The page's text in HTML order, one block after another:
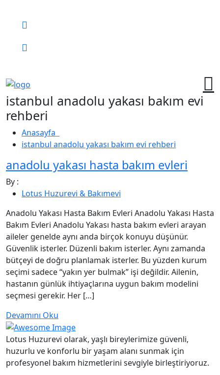
istanbul anadolu yakası bakım evi
rehberi
Anasayfa
istanbul anadolu yakası bakım evi rehberi
anadolu yakası hasta bakım evleri
By :
Lotus Huzurevi & Bakımevi
Anadolu Yakası Hasta Bakım Evleri Anadolu Yakası Hasta
Bakım Evleri Anadolu Yakası hasta bakım evleri arayan
aileler genelde aynı anda birçok konuyu düşünür.
Güvenlik isterler. Düzenli bakım isterler. Aynı zamanda
bütçeyi de doğru planlamak isterler. Bu yüzden kurum
seçimi sadece “yakın yer bulmak” işi değildir. Ailenin,
hastanın günlük ihtiyaçlarına uygun bakım modelini
seçmesi gerekir. Her […]
Devamını Oku
Lotus Huzurevi olarak, yaşlı bireylerimize güvenli,
huzurlu ve konforlu bir yaşam alanı sunmak için
profesyonel bakım hizmetlerini sevgiyle birleştiriyoruz.